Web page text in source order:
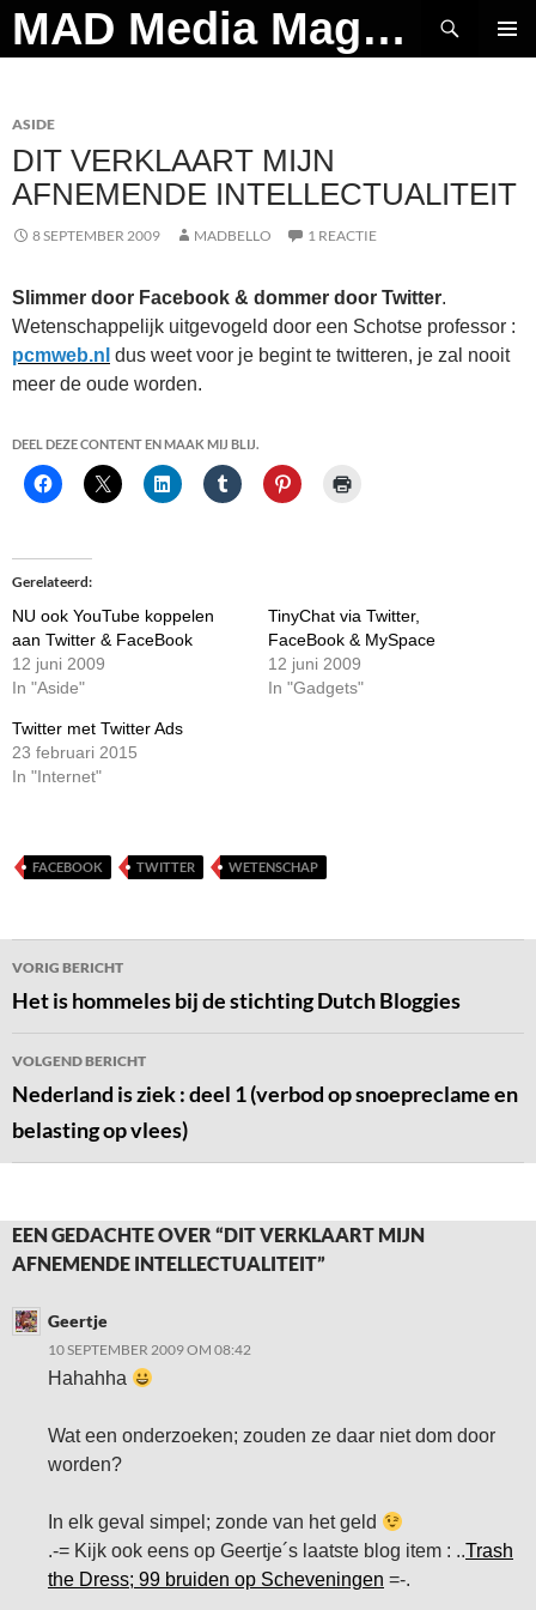
Ga
naar
MAD Media Magazine
Zoeken
ASIDE
DIT VERKLAART MIJN
AFNEMENDE INTELLECTUALITEIT
8 SEPTEMBER 2009 MADBELLO 1 REACTIE
Slimmer door Facebook & dommer door Twitter.
Wetenschappelijk uitgevogeld door een Schotse professor :
pcmweb.nl dus weet voor je begint te twitteren, je zal nooit
meer de oude worden.
DEEL DEZE CONTENT EN MAAK MIJ BLIJ.
Gerelateerd
NU ook YouTube koppelen
aan Twitter & FaceBook
12 juni 2009
In "Aside"
TinyChat via Twitter,
FaceBook & MySpace
12 juni 2009
In "Gadgets"
Twitter met Twitter Ads
23 februari 2015
In "Internet"
FACEBOOK TWITTER WETENSCHAP
Bericht
navigatie
VORIG BERICHT
Het is hommeles bij de stichting Dutch Bloggies
VOLGEND BERICHT
Nederland is ziek : deel 1 (verbod op snoepreclame en
belasting op vlees)
EEN GEDACHTE OVER “DIT VERKLAART MIJN
AFNEMENDE INTELLECTUALITEIT”
Geertje
10 SEPTEMBER 2009 OM 08:42
Hahahha
Wat een onderzoeken; zouden ze daar niet dom door
worden?
In elk geval simpel; zonde van het geld
.-= Kijk ook eens op Geertje´s laatste blog item : ..Trash
the Dress; 99 bruiden op Scheveningen =-.